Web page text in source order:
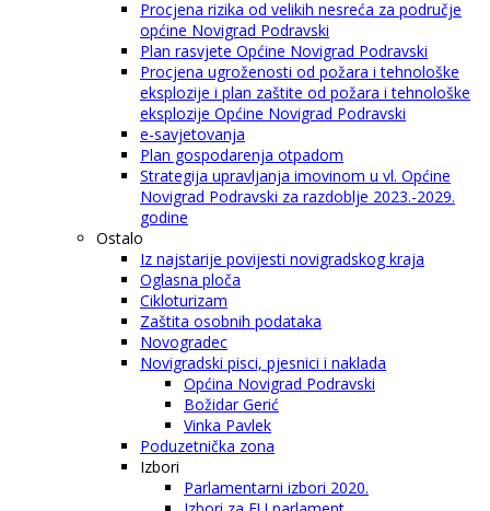
Procjena rizika od velikih nesreća za područje
općine Novigrad Podravski
Plan rasvjete Općine Novigrad Podravski
Procjena ugroženosti od požara i tehnološke
eksplozije i plan zaštite od požara i tehnološke
eksplozije Općine Novigrad Podravski
e-savjetovanja
Plan gospodarenja otpadom
Strategija upravljanja imovinom u vl. Općine
Novigrad Podravski za razdoblje 2023.-2029.
godine
Ostalo
Iz najstarije povijesti novigradskog kraja
Oglasna ploča
Cikloturizam
Zaštita osobnih podataka
Novogradec
Novigradski pisci, pjesnici i naklada
Općina Novigrad Podravski
Božidar Gerić
Vinka Pavlek
Poduzetnička zona
Izbori
Parlamentarni izbori 2020.